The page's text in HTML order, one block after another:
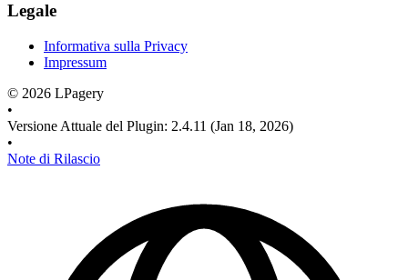
Legale
Informativa sulla Privacy
Impressum
© 2026 LPagery
•
Versione Attuale del Plugin: 2.4.11 (Jan 18, 2026)
•
Note di Rilascio